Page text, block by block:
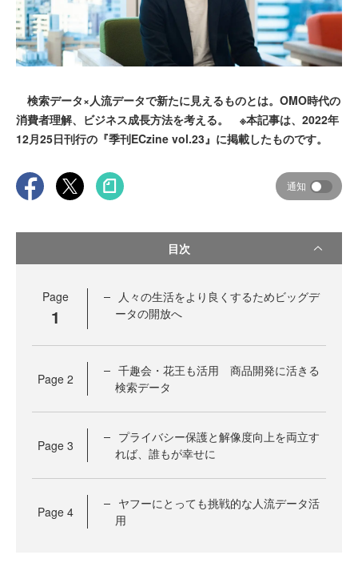
検索データ×人流データで新たに見えるものとは。OMO時代の
消費者理解、ビジネス成長方法を考える。 ※本記事は、2022年
12月25日刊行の『季刊ECzine vol.23』に掲載したものです。
通知
目次
Page
1
人々の生活をより良くするためビッグデ
ータの開放へ
Page 2
千趣会・花王も活用 商品開発に活きる
検索データ
Page 3
プライバシー保護と解像度向上を両立す
れば、誰もが幸せに
Page 4
ヤフーにとっても挑戦的な人流データ活
用